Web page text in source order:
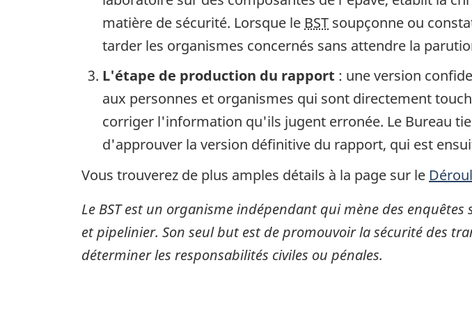
matière de sécurité. Lorsque le BST soupçonne ou
tarder les organismes concernés sans attendre la
L'étape de production du rapport : une version
aux personnes et organismes qui sont directement
corriger l'information qu'ils jugent erronée. Le Bureau
d'approuver la version définitive du rapport, qui est
Vous trouverez de plus amples détails à la page sur le
Le BST est un organisme indépendant qui mène des
et pipelinier. Son seul but est de promouvoir la sécurité des
déterminer les responsabilités civiles ou pénales.